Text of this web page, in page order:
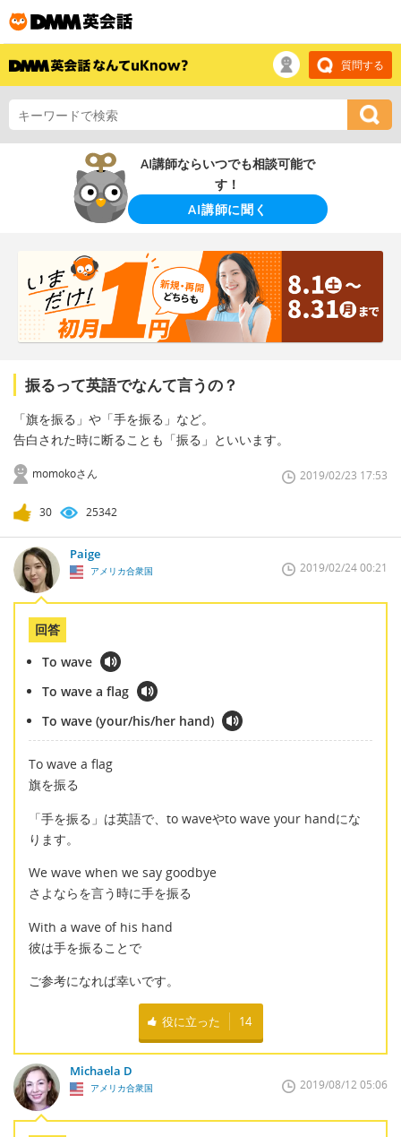
質問する
AI講師ならいつでも相談可能で
す！
AI講師に聞く
振るって英語でなんて言うの？
「旗を振る」や「手を振る」など。
告白された時に断ることも「振る」といいます。
momokoさん 2019/02/23 17:53
30 25342
Paige
アメリカ合衆国 2019/02/24 00:21
回答
To wave
To wave a flag
To wave (your/his/her hand)
To wave a flag
旗を振る
「手を振る」は英語で、to waveやto wave your handにな
ります。
We wave when we say goodbye
さよならを言う時に手を振る
With a wave of his hand
彼は手を振ることで
ご参考になれば幸いです。
役に立った 14
Michaela D
アメリカ合衆国 2019/08/12 05:06